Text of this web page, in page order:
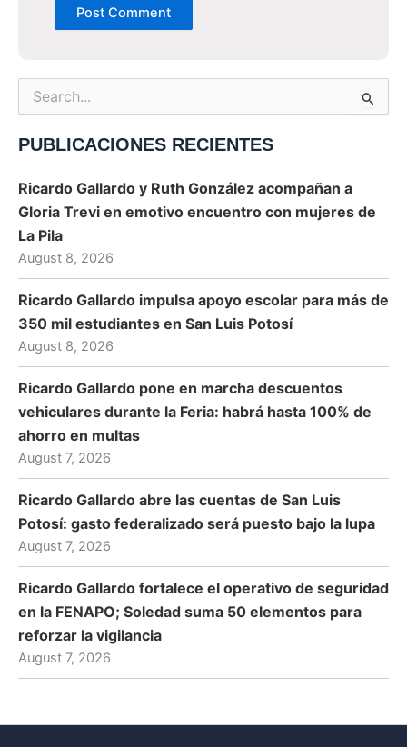
Search
for:
PUBLICACIONES RECIENTES
Ricardo Gallardo y Ruth González acompañan a
Gloria Trevi en emotivo encuentro con mujeres de
La Pila
August 8, 2026
Ricardo Gallardo impulsa apoyo escolar para más de
350 mil estudiantes en San Luis Potosí
August 8, 2026
Ricardo Gallardo pone en marcha descuentos
vehiculares durante la Feria: habrá hasta 100% de
ahorro en multas
August 7, 2026
Ricardo Gallardo abre las cuentas de San Luis
Potosí: gasto federalizado será puesto bajo la lupa
August 7, 2026
Ricardo Gallardo fortalece el operativo de seguridad
en la FENAPO; Soledad suma 50 elementos para
reforzar la vigilancia
August 7, 2026